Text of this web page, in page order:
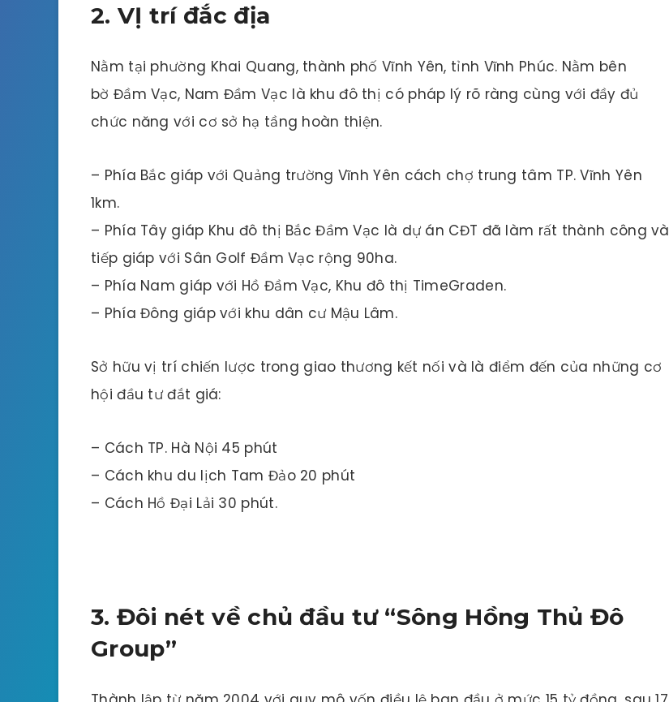
2. VỊ trí đắc địa
Nằm tại phường Khai Quang, thành phố Vĩnh Yên, tỉnh Vĩnh Phúc. Nằm bên
bờ Đầm Vạc, Nam Đầm Vạc là khu đô thị có pháp lý rõ ràng cùng với đầy đủ
chức năng với cơ sở hạ tầng hoàn thiện.
– Phía Bắc giáp với Quảng trường Vĩnh Yên cách chợ trung tâm TP. Vĩnh Yên
1km.
– Phía Tây giáp Khu đô thị Bắc Đầm Vạc là dự án CĐT đã làm rất thành công và
tiếp giáp với Sân Golf Đầm Vạc rộng 90ha.
– Phía Nam giáp với Hồ Đầm Vạc, Khu đô thị TimeGraden.
– Phía Đông giáp với khu dân cư Mậu Lâm.
Sở hữu vị trí chiến lược trong giao thương kết nối và là điểm đến của những cơ
hội đầu tư đắt giá:
– Cách TP. Hà Nội 45 phút
– Cách khu du lịch Tam Đảo 20 phút
– Cách Hồ Đại Lải 30 phút.
3. Đôi nét về chủ đầu tư “Sông Hồng Thủ Đô
Group”